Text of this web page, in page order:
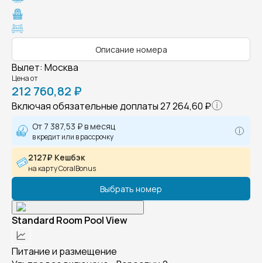
Описание номера
Вылет: Москва
Цена от
212 760,82 ₽
Включая обязательные доплаты27 264,60 ₽
От 7 387,53 ₽в месяц
в кредит или в рассрочку
2127₽ Кешбэк
на карту CoralBonus
Выбрать номер
Standard Room Pool View
Питание и размещение